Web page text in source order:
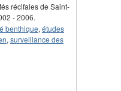
récifales de Saint-
- 2006.
benthique, études
, surveillance des